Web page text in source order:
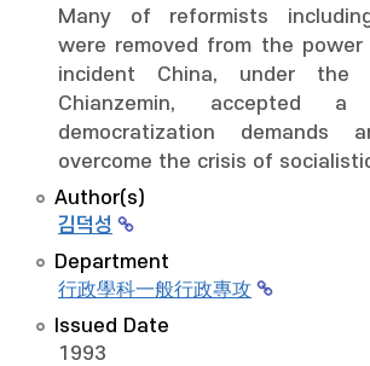
Many of reformists
were removed from the
incident China, under
Chianzemin, accepted
democratization
overcome the crisis of
Author(s)
김덕성
Department
行政學科一般行政專攻
Issued Date
1993